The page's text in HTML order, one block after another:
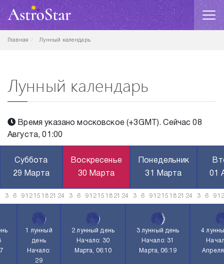
Главная Лунный календарь
Лунный календарь
Время указано московское (+3GMT). Сейчас 08
Августа, 01:00
Суббота
29 Марта
Воскресенье
30 Марта
Понедельник
31 Марта
01
3 6 91215 18 21 24 3 6 91215 18 21 24 3 6 91215 18 21 24 3 6 912
1 лунный
день
Начало:
29
2 лунный день
Начало: 30
Марта, 06:10
3 лунный день
Начало: 31
Марта, 06:19
4